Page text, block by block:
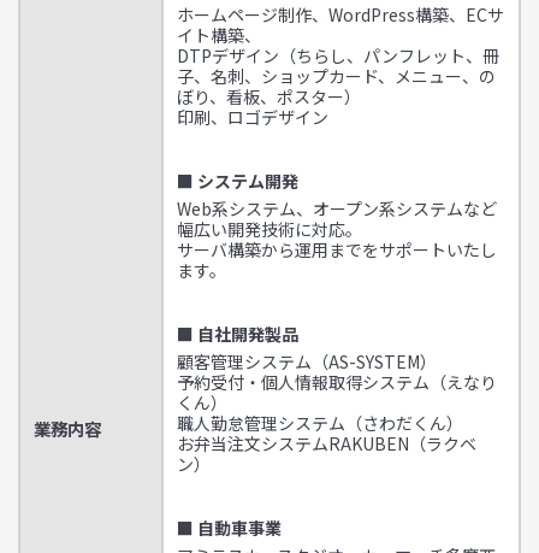
業務内容
ホームページ制作、WordPress構築、ECサ
イト構築、
DTPデザイン（ちらし、パンフレット、冊
子、名刺、ショップカード、メニュー、の
ぼり、看板、ポスター）
印刷、ロゴデザイン
■ システム開発
Web系システム、オープン系システムなど
幅広い開発技術に対応。
サーバ構築から運用までをサポートいたし
ます。
■ 自社開発製品
顧客管理システム（AS-SYSTEM）
予約受付・個人情報取得システム（えなり
くん）
職人勤怠管理システム（さわだくん）
お弁当注文システムRAKUBEN（ラクベ
ン）
■ 自動車事業